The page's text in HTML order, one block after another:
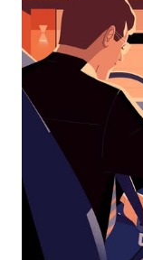
浏
日
并
期。
按
退